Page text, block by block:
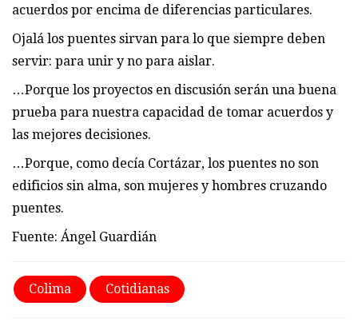
acuerdos por encima de diferencias particulares.
Ojalá los puentes sirvan para lo que siempre deben
servir: para unir y no para aislar.
…Porque los proyectos en discusión serán una buena
prueba para nuestra capacidad de tomar acuerdos y
las mejores decisiones.
…Porque, como decía Cortázar, los puentes no son
edificios sin alma, son mujeres y hombres cruzando
puentes.
Fuente: Ángel Guardián
Colima Cotidianas